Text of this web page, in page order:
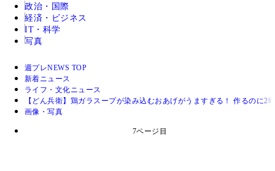
政治・国際
経済・ビジネス
IT・科学
写真
週プレNEWS TOP
新着ニュース
ライフ・文化ニュース
【どん兵衛】鶏ガラスープが染み込むおあげがうますぎる！ 作るのに
画像・写真
7ページ目